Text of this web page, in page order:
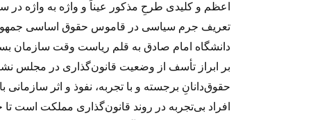
تعریف جرم سیاسی در قاموس حقوق اساسی
دانشگاه امام صادق به قلم ریاست وقت سازمان
بر ابراز تأسف از وضعیت قانون‌گذارى در مجلس
حقوق‌دانانِ برجسته و با تجربه، نفوذ و اثر
افراد بى‌تجربه در روند قانون‌گذارى مملکت است